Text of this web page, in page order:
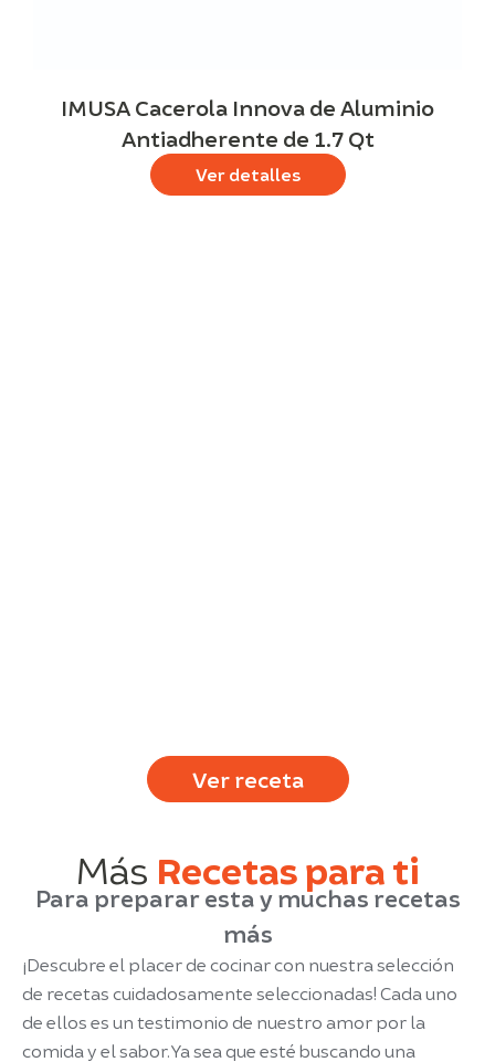
IMUSA Cacerola Innova de Aluminio
Antiadherente de 1.7 Qt
Ver detalles
Ver receta
Más Recetas para ti
Para preparar esta y muchas recetas
más
¡Descubre el placer de cocinar con nuestra selección
de recetas cuidadosamente seleccionadas! Cada uno
de ellos es un testimonio de nuestro amor por la
comida y el sabor. Ya sea que esté buscando una